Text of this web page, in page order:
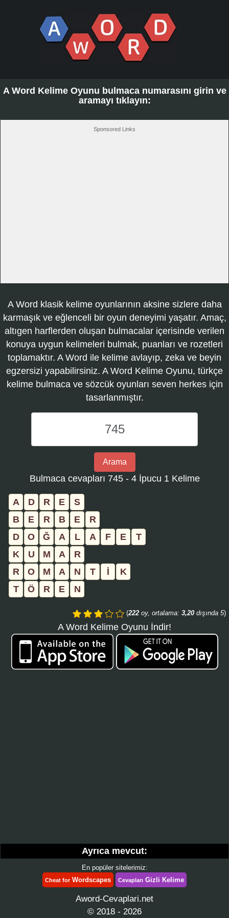
A Word Kelime Oyunu bulmaca numarasını girin ve
aramayı tıklayın:
Sponsored Links
A Word klasik kelime oyunlarının aksine sizlere daha
karmaşık ve eğlenceli bir oyun deneyimi yaşatır. Amaç,
altıgen harflerden oluşan bulmacalar içerisinde verilen
konuya uygun kelimeleri bulmak, puanları ve rozetleri
toplamaktır. A Word ile kelime avlayıp, zeka ve beyin
egzersizi yapabilirsiniz. A Word Kelime Oyunu, türkçe
kelime bulmaca ve sözcük oyunları seven herkes için
tasarlanmıştır.
Word
Kelime
Oyunu
bulmaca
numarasını
tıklayın:
Arama
Bulmaca cevapları 745 - 4 İpucu 1 Kelime
A D R E
S
B
E R B E
R
D
O Ğ A L A F E
T
K
U M A
R
R
O M A N T İ
K
T
Ö R E N
(222 oy, ortalama: 3,20 dışında 5)
A Word Kelime Oyunu İndir!
Ayrıca mevcut:
En popüler sitelerimiz:
Cheat forWordscapes Cevapları Gizli Kelime
Aword-Cevaplari.net
© 2018 - 2026